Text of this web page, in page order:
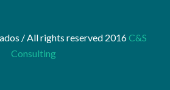
/ All rights reserved 2016C&S
Consulting